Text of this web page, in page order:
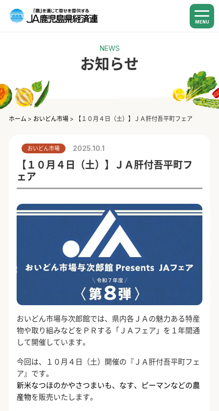
MENU
NEWS
お知らせ
ホーム > おいどん市場> 【１０月４日（土）】ＪＡ肝付吾平町フェア
おいどん市場 2025.10.1
【１０月４日（土）】ＪＡ肝付吾平町フ
ェア
おいどん市場与次郎館では、県内各ＪＡの魅力ある特産
物や取り組みなどをＰＲする「ＪＡフェア」を１年間通
して開催しています。
今回は、１０月４日（土）開催の『ＪＡ肝付吾平町フェ
ア』です。
新米なつほのかやさつまいも、なす、ピーマンなどの農
産物を販売いたします。